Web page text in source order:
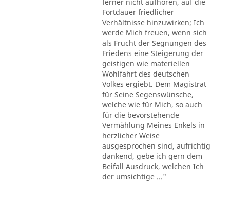
Fortdauer friedlicher
Verhältnisse hinzuwirken; Ich
werde Mich freuen, wenn sich
als Frucht der Segnungen des
Friedens eine Steigerung der
geistigen wie materiellen
Wohlfahrt des deutschen
Volkes ergiebt. Dem Magistrat
für Seine Segenswünsche,
welche wie für Mich, so auch
für die bevorstehende
Vermählung Meines Enkels in
herzlicher Weise
ausgesprochen sind, aufrichtig
dankend, gebe ich gern dem
Beifall Ausdruck, welchen Ich
der umsichtige ..."